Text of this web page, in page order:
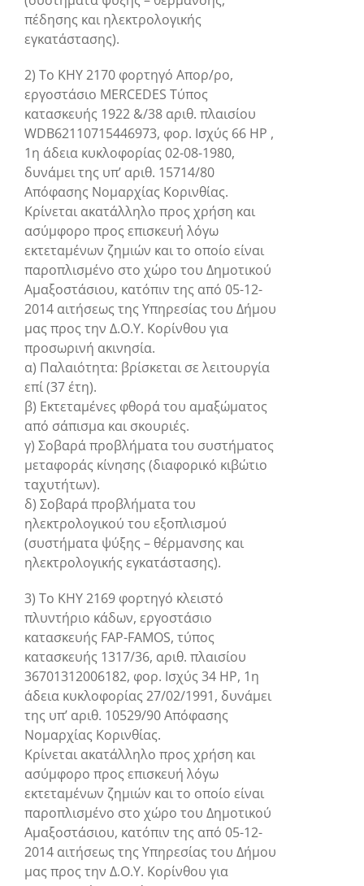
πέδησης και ηλεκτρολογικής
εγκατάστασης).
2) Το ΚΗΥ 2170 φορτηγό Απορ/ρο,
εργοστάσιο MERCEDES Τύπος
κατασκευής 1922 &/38 αριθ. πλαισίου
WDB62110715446973, φορ. Ισχύς 66 ΗΡ ,
1η άδεια κυκλοφορίας 02-08-1980,
δυνάμει της υπ’ αριθ. 15714/80
Απόφασης Νομαρχίας Κορινθίας.
Κρίνεται ακατάλληλο προς χρήση και
ασύμφορο προς επισκευή λόγω
εκτεταμένων ζημιών και το οποίο είναι
παροπλισμένο στο χώρο του Δημοτικού
Αμαξοστάσιου, κατόπιν της από 05-12-
2014 αιτήσεως της Υπηρεσίας του Δήμου
μας προς την Δ.Ο.Υ. Κορίνθου για
προσωρινή ακινησία.
α) Παλαιότητα: βρίσκεται σε λειτουργία
επί (37 έτη).
β) Εκτεταμένες φθορά του αμαξώματος
από σάπισμα και σκουριές.
γ) Σοβαρά προβλήματα του συστήματος
μεταφοράς κίνησης (διαφορικό κιβώτιο
ταχυτήτων).
δ) Σοβαρά προβλήματα του
ηλεκτρολογικού του εξοπλισμού
(συστήματα ψύξης – θέρμανσης και
ηλεκτρολογικής εγκατάστασης).
3) Το ΚΗΥ 2169 φορτηγό κλειστό
πλυντήριο κάδων, εργοστάσιο
κατασκευής FAP-FAMOS, τύπος
κατασκευής 1317/36, αριθ. πλαισίου
36701312006182, φορ. Ισχύς 34 ΗΡ, 1η
άδεια κυκλοφορίας 27/02/1991, δυνάμει
της υπ’ αριθ. 10529/90 Απόφασης
Νομαρχίας Κορινθίας.
Κρίνεται ακατάλληλο προς χρήση και
ασύμφορο προς επισκευή λόγω
εκτεταμένων ζημιών και το οποίο είναι
παροπλισμένο στο χώρο του Δημοτικού
Αμαξοστάσιου, κατόπιν της από 05-12-
2014 αιτήσεως της Υπηρεσίας του Δήμου
μας προς την Δ.Ο.Υ. Κορίνθου για